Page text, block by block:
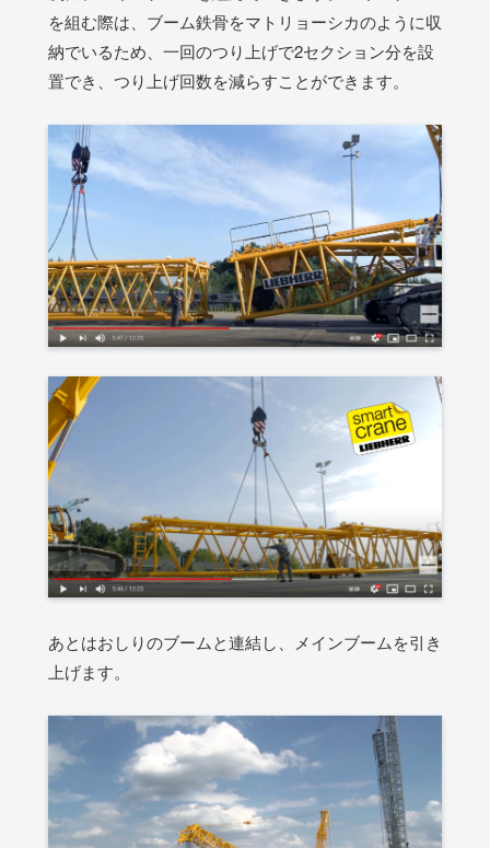
を組む際は、ブーム鉄骨をマトリョーシカのように収
納でいるため、一回のつり上げで2セクション分を設
置でき、つり上げ回数を減らすことができます。
あとはおしりのブームと連結し、メインブームを引き
上げます。